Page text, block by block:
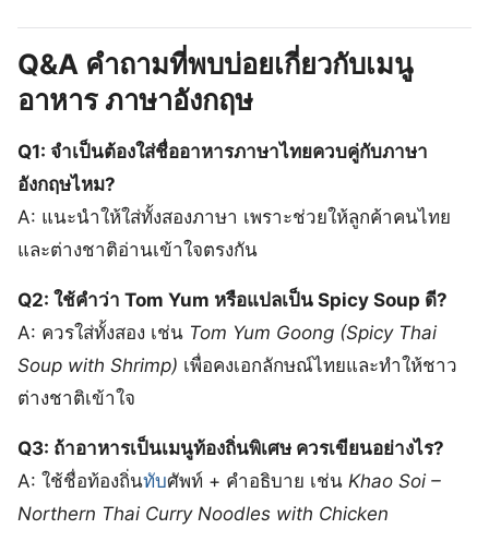
Q&A คำถามที่พบบ่อยเกี่ยวกับเมนู
อาหาร ภาษาอังกฤษ
Q1: จำเป็นต้องใส่ชื่ออาหารภาษาไทยควบคู่กับภาษา
อังกฤษไหม?
A: แนะนำให้ใส่ทั้งสองภาษา เพราะช่วยให้ลูกค้าคนไทย
และต่างชาติอ่านเข้าใจตรงกัน
Q2: ใช้คำว่า Tom Yum หรือแปลเป็น Spicy Soup ดี?
A: ควรใส่ทั้งสอง เช่น Tom Yum Goong (Spicy Thai
Soup with Shrimp) เพื่อคงเอกลักษณ์ไทยและทำให้ชาว
ต่างชาติเข้าใจ
Q3: ถ้าอาหารเป็นเมนูท้องถิ่นพิเศษ ควรเขียนอย่างไร?
A: ใช้ชื่อท้องถิ่นทับศัพท์ + คำอธิบาย เช่น Khao Soi –
Northern Thai Curry Noodles with Chicken